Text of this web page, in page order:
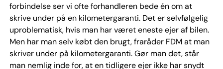
forbindelse ser vi ofte forhandleren bede én om at
skrive under på en kilometergaranti. Det er selvfølgelig
uproblematisk, hvis man har været eneste ejer af bilen.
Men har man selv købt den brugt, fraråder FDM at man
skriver under på kilometergaranti. Gør man det, står
man nemlig inde for, at en tidligere ejer ikke har snydt